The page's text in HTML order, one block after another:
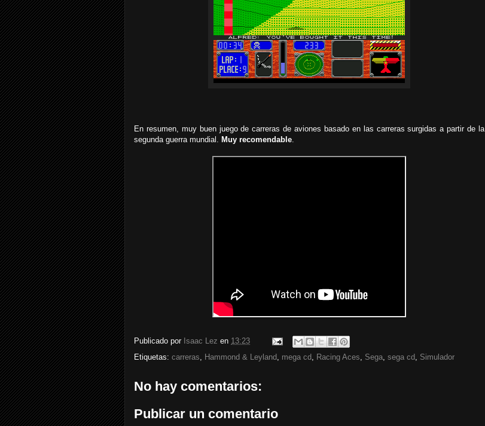
En resumen, muy buen juego de carreras de aviones basado en las carreras surgidas a partir de la
segunda guerra mundial. Muy recomendable.
Publicado por Isaac Lez en 13:23
Etiquetas: carreras, Hammond & Leyland, mega cd, Racing Aces, Sega, sega cd, Simulador
No hay comentarios:
Publicar un comentario